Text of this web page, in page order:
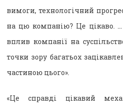
вимоги, технологічний
на цю компанію? Це цікаво.
вплив компанії на
точки зору багатьох
частиною цього».
«Це справді цікавий